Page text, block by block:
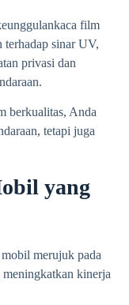
film
sinar UV,
privasi dan
berkualitas, Anda
tetapi juga
yang
merujuk pada
kinerja